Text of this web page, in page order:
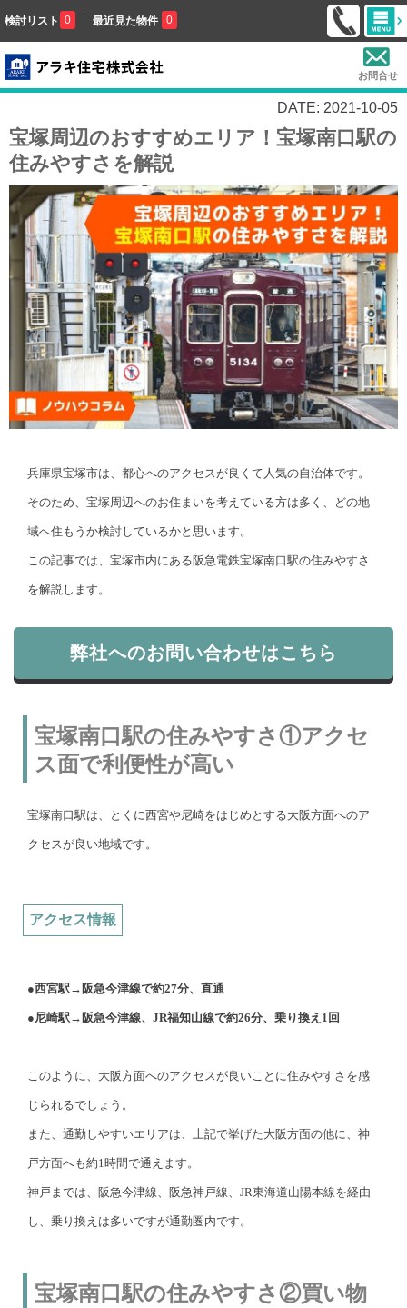
検討リスト 0 最近見た物件 0
お問合せ
DATE: 2021-10-05
宝塚周辺のおすすめエリア！宝塚南口駅の
住みやすさを解説
兵庫県宝塚市は、都心へのアクセスが良くて人気の自治体です。
そのため、宝塚周辺へのお住まいを考えている方は多く、どの地
域へ住もうか検討しているかと思います。
この記事では、宝塚市内にある阪急電鉄宝塚南口駅の住みやすさ
を解説します。
弊社へのお問い合わせはこちら
宝塚南口駅の住みやすさ①アクセ
ス面で利便性が高い
宝塚南口駅は、とくに西宮や尼崎をはじめとする大阪方面へのア
クセスが良い地域です。
アクセス情報
●西宮駅→阪急今津線で約27分、直通
●尼崎駅→阪急今津線、JR福知山線で約26分、乗り換え1回
このように、大阪方面へのアクセスが良いことに住みやすさを感
じられるでしょう。
また、通勤しやすいエリアは、上記で挙げた大阪方面の他に、神
戸方面へも約1時間で通えます。
神戸までは、阪急今津線、阪急神戸線、JR東海道山陽本線を経由
し、乗り換えは多いですが通勤圏内です。
宝塚南口駅の住みやすさ②買い物